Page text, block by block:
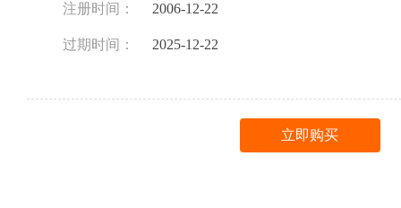
注册时间： 2006-12-22
过期时间： 2025-12-22